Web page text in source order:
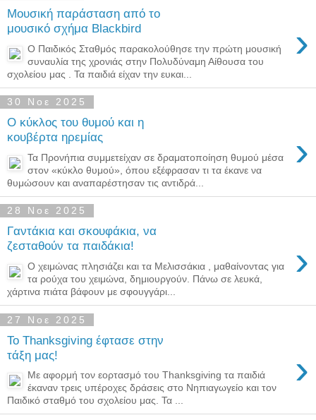
Μουσική παράσταση από το
μουσικό σχήμα Blackbird
›
Ο Παιδικός Σταθμός παρακολούθησε την πρώτη μουσική
συναυλία της χρονιάς στην Πολυδύναμη Αίθουσα του
σχολείου μας . Τα παιδιά είχαν την ευκαι...
30 Νοε 2025
Ο κύκλος του θυμού και η
κουβέρτα ηρεμίας
›
Τα Προνήπια συμμετείχαν σε δραματοποίηση θυμού μέσα
στον «κύκλο θυμού», όπου εξέφρασαν τι τα έκανε να
θυμώσουν και αναπαρέστησαν τις αντιδρά...
28 Νοε 2025
Γαντάκια και σκουφάκια, να
ζεσταθούν τα παιδάκια!
›
Ο χειμώνας πλησιάζει και τα Μελισσάκια , μαθαίνοντας για
τα ρούχα του χειμώνα, δημιουργούν. Πάνω σε λευκά,
χάρτινα πιάτα βάφουν με σφουγγάρι...
27 Νοε 2025
Το Thanksgiving έφτασε στην
τάξη μας!
›
Με αφορμή τον εορτασμό του Thanksgiving τα παιδιά
έκαναν τρεις υπέροχες δράσεις στο Νηπιαγωγείο και τον
Παιδικό σταθμό του σχολείου μας. Τα ...